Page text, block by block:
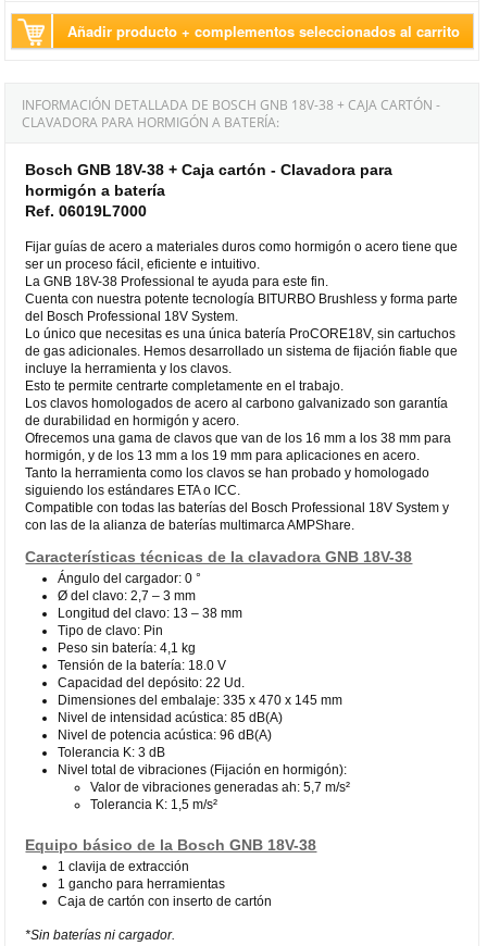
Añadir producto + complementos seleccionados al carrito
INFORMACIÓN DETALLADA DE BOSCH GNB 18V-38 + CAJA CARTÓN -
CLAVADORA PARA HORMIGÓN A BATERÍA:
Bosch GNB 18V-38 + Caja cartón - Clavadora para
hormigón a batería
Ref. 06019L7000
Fijar guías de acero a materiales duros como hormigón o acero tiene que
ser un proceso fácil, eficiente e intuitivo.
La GNB 18V-38 Professional te ayuda para este fin.
Cuenta con nuestra potente tecnología BITURBO Brushless y forma parte
del Bosch Professional 18V System.
Lo único que necesitas es una única batería ProCORE18V, sin cartuchos
de gas adicionales. Hemos desarrollado un sistema de fijación fiable que
incluye la herramienta y los clavos.
Esto te permite centrarte completamente en el trabajo.
Los clavos homologados de acero al carbono galvanizado son garantía
de durabilidad en hormigón y acero.
Ofrecemos una gama de clavos que van de los 16 mm a los 38 mm para
hormigón, y de los 13 mm a los 19 mm para aplicaciones en acero.
Tanto la herramienta como los clavos se han probado y homologado
siguiendo los estándares ETA o ICC.
Compatible con todas las baterías del Bosch Professional 18V System y
con las de la alianza de baterías multimarca AMPShare.
Características técnicas de la clavadora GNB 18V-38
Ángulo del cargador: 0 °
Ø del clavo: 2,7 – 3 mm
Longitud del clavo: 13 – 38 mm
Tipo de clavo: Pin
Peso sin batería: 4,1 kg
Tensión de la batería: 18.0 V
Capacidad del depósito: 22 Ud.
Dimensiones del embalaje: 335 x 470 x 145 mm
Nivel de intensidad acústica: 85 dB(A)
Nivel de potencia acústica: 96 dB(A)
Tolerancia K: 3 dB
Nivel total de vibraciones (Fijación en hormigón):
Valor de vibraciones generadas ah: 5,7 m/s²
Tolerancia K: 1,5 m/s²
Equipo básico de la Bosch GNB 18V-38
1 clavija de extracción
1 gancho para herramientas
Caja de cartón con inserto de cartón
*Sin baterías ni cargador.